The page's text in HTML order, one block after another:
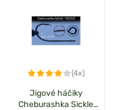
(4x)
Jigové háčiky
Cheburashka Sickle